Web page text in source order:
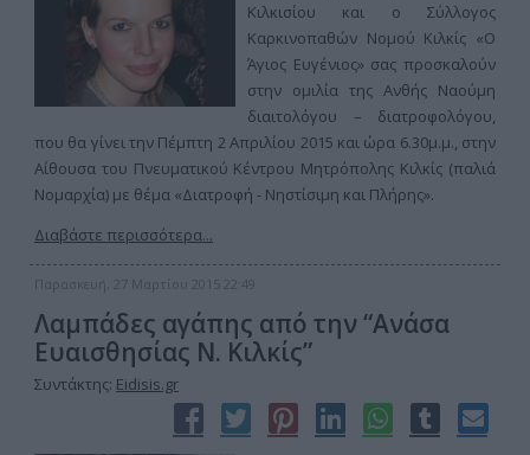
Κιλκισίου και ο Σύλλογος
Καρκινοπαθών Νομού Κιλκίς «Ο
Άγιος Ευγένιος» σας προσκαλούν
στην ομιλία της Ανθής Ναούμη
διαιτολόγου – διατροφολόγου,
που θα γίνει την Πέμπτη 2 Απριλίου 2015 και ώρα 6.30μ.μ., στην
Αίθουσα του Πνευματικού Κέντρου Μητρόπολης Κιλκίς (παλιά
Νομαρχία) με θέμα «Διατροφή - Νηστίσιμη και Πλήρης».
Διαβάστε περισσότερα...
Παρασκευή, 27 Μαρτίου 2015 22:49
Λαμπάδες αγάπης από την “Ανάσα
Ευαισθησίας Ν. Κιλκίς”
Συντάκτης: Eidisis.gr